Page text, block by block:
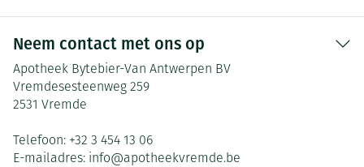
Neem contact met ons op
Apotheek Bytebier-Van Antwerpen BV
Vremdesesteenweg 259
2531 Vremde
Telefoon: +32 3 454 13 06
E-mailadres: info@apotheekvremde.be